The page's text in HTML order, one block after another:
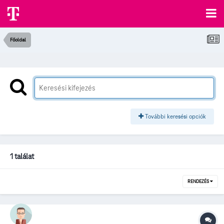
Főoldal
További keresési opciók
1 találat
RENDEZÉS